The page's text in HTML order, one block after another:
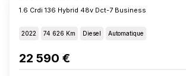
1.6 Crdi 136 Hybrid 48v Dct-7 Business
2022 74 626 Km Diesel Automatique
22 590 €